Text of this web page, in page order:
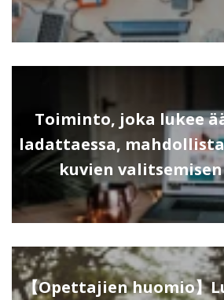
Toiminto, joka lukee
ladattaessa,
kuvien
【Opettajien huomio】